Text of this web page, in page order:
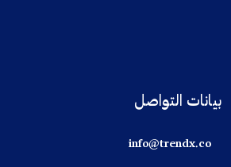
بيانات التواصل
info@trendx.co